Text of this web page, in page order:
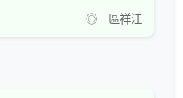
◎ 區祥江